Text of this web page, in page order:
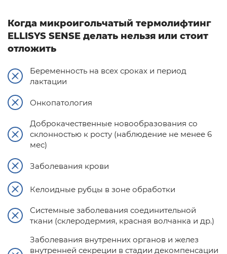
каждого пациента, в среднем от 6 до 18 месяцев.
Когда микроигольчатый термолифтинг
ELLISYS SENSE делать нельзя или стоит
отложить
Беременность на всех сроках и период
лактации
Онкопатология
Доброкачественные новообразования со
склонностью к росту (наблюдение не менее 6
мес)
Заболевания крови
Келоидные рубцы в зоне обработки
Системные заболевания соединительной
ткани (склеродермия, красная волчанка и др.)
Заболевания внутренних органов и желез
внутренней секреции в стадии декомпенсации